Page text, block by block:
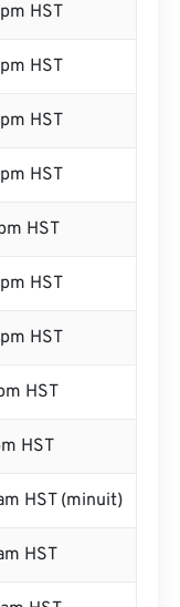
HST
HST
HST
HST
HST
HST
HST
HST
HST
HST (minuit)
HST